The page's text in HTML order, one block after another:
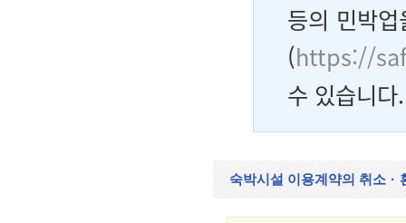
등의 민박
(https://
수 있습니다.
숙박시설 이용계약의 취소 ·